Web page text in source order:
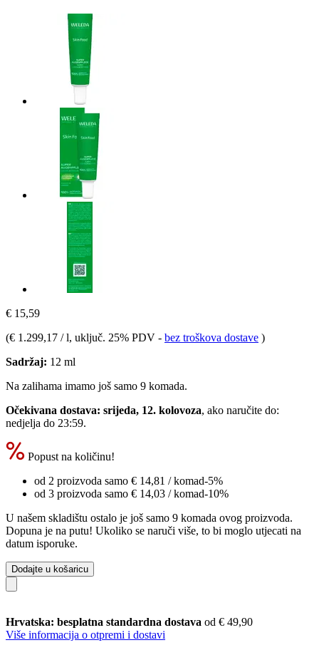
€ 15,59
(€ 1.299,17 / l, uključ. 25% PDV - bez troškova dostave )
Sadržaj: 12 ml
Na zalihama imamo još samo 9 komada.
Očekivana dostava: srijeda, 12. kolovoza, ako naručite do:
nedjelja do 23:59.
Popust na količinu!
od 2 proizvoda samo € 14,81 / komad-5%
od 3 proizvoda samo € 14,03 / komad-10%
U našem skladištu ostalo je još samo 9 komada ovog proizvoda.
Dopuna je na putu! Ukoliko se naruči više, to bi moglo utjecati na
datum isporuke.
Dodajte u košaricu
Hrvatska: besplatna standardna dostava od € 49,90
Više informacija o otpremi i dostavi